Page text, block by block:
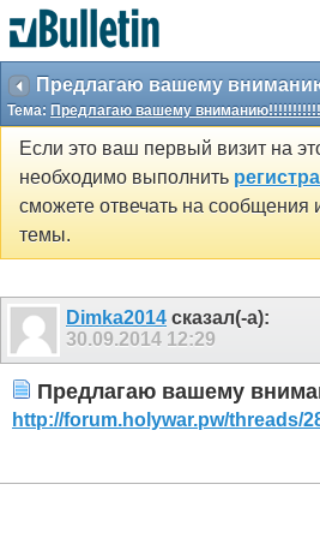
Предлагаю вашему
Тема: Предлагаю вашему
Если это ваш первый визит на
необходимо выполнить
сможете отвечать на сообщения
темы.
Dimka2014 сказал(-а):
30.09.2014 12:29
Предлагаю вашему
http://forum.holywar.pw/threads/